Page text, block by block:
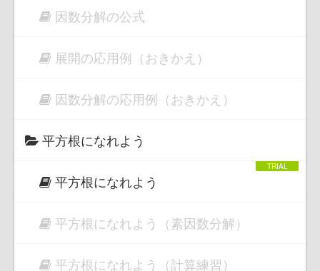
因数分解の公式
展開の応用例（おきかえ）
因数分解の応用例（おきかえ）
平方根になれよう
平方根になれよう
平方根になれよう（素因数分解）
平方根になれよう（計算練習）